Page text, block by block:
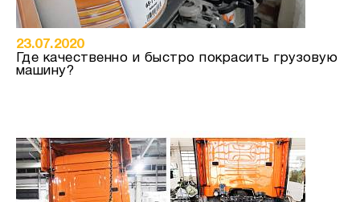
23.07.2020
Где качественно и быстро покрасить грузовую
машину?